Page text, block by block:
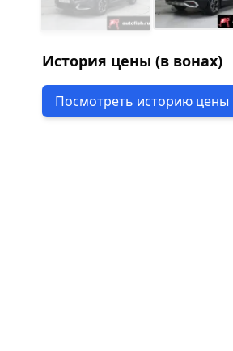
История цены (в вонах)
Посмотреть историю цены